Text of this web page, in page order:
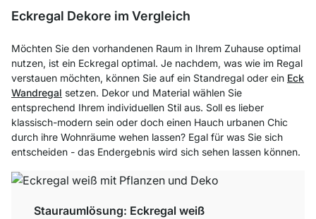
Eckregal Dekore im Vergleich
Möchten Sie den vorhandenen Raum in Ihrem Zuhause optimal
nutzen, ist ein Eckregal optimal. Je nachdem, was wie im Regal
verstauen möchten, können Sie auf ein Standregal oder ein Eck
Wandregal setzen. Dekor und Material wählen Sie
entsprechend Ihrem individuellen Stil aus. Soll es lieber
klassisch-modern sein oder doch einen Hauch urbanen Chic
durch ihre Wohnräume wehen lassen? Egal für was Sie sich
entscheiden - das Endergebnis wird sich sehen lassen können.
Stauraumlösung: Eckregal weiß